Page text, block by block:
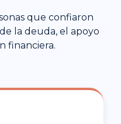
que confiaron
la deuda, el apoyo
financiera.